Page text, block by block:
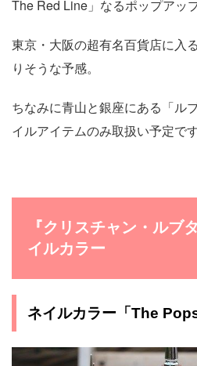
The Red Line」なるポップアッ
東京・大阪の超有名百貨店に入
りそうな予感。
ちなみに青山と銀座にある「ル
イルアイテムのみ取扱い予定です
『クリスチャン・ルブ
イルカラー
ネイルカラー「The Pops